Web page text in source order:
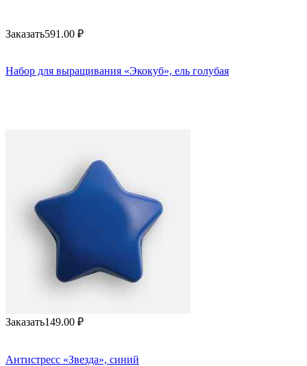
Заказать591.00 ₽
Набор для выращивания «Экокуб», ель голубая
Заказать149.00 ₽
Антистресс «Звезда», синий